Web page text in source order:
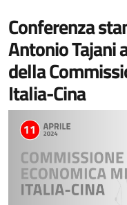
Conferenza
Antonio Tajani
della
Italia-Cina